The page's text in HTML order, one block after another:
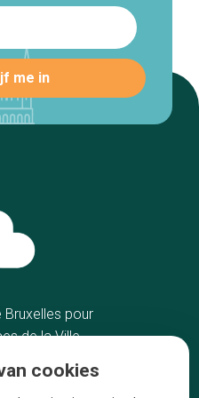
Bruxelles pour
de la Ville
De ambachtslieden
cookies